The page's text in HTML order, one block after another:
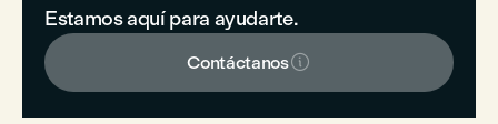
Estamos aquí para ayudarte.
Contáctanos